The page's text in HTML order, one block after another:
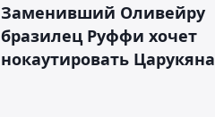
Заменивший Оливейру
бразилец Руффи хочет
нокаутировать Царукяна